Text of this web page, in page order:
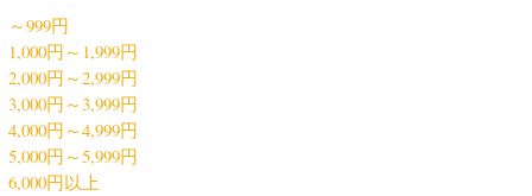
～999円
1,000円～1,999円
2,000円～2,999円
3,000円～3,999円
4,000円～4,999円
5,000円～5,999円
6,000円以上